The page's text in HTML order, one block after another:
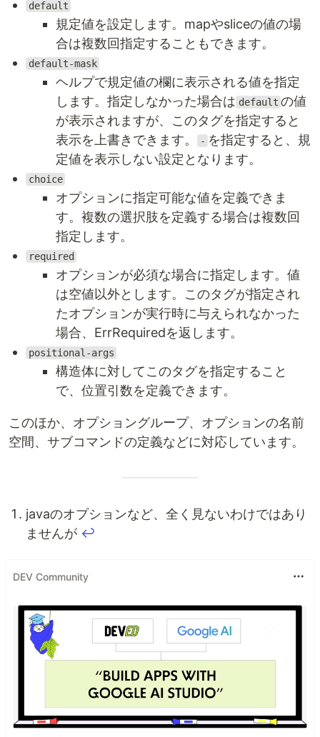
default
規定値を設定します。mapやsliceの値の場
合は複数回指定することもできます。
default-mask
ヘルプで規定値の欄に表示される値を指定
します。指定しなかった場合は default の値
が表示されますが、このタグを指定すると
表示を上書きできます。
- を指定すると、規
定値を表示しない設定となります。
choice
オプションに指定可能な値を定義できま
す。複数の選択肢を定義する場合は複数回
指定します。
required
オプションが必須な場合に指定します。値
は空値以外とします。このタグが指定され
たオプションが実行時に与えられなかった
場合、ErrRequiredを返します。
positional-args
構造体に対してこのタグを指定すること
で、位置引数を定義できます。
このほか、オプショングループ、オプションの名前
空間、サブコマンドの定義などに対応しています。
javaのオプションなど、全く見ないわけではあり
ませんが ↩︎
DEV Community